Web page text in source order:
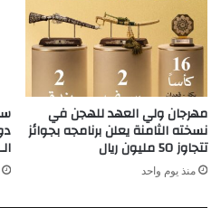
مهرجان ولي العهد للهجن في
نسخته الثامنة يعلن برنامجه بجوائز
تتجاوز 50 مليون ريال
منذ يوم واحد
الـ24 من أغسطس الجاري